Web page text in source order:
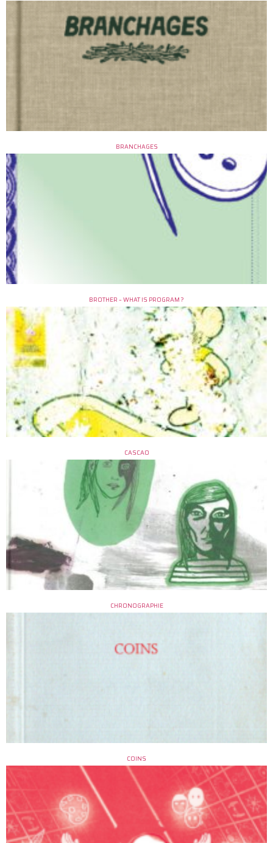
BRANCHAGES
BROTHER – WHAT IS PROGRAM ?
CASCAO
CHRONOGRAPHIE
COINS